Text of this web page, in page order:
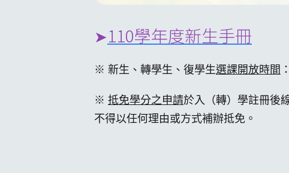
➤110學年度新生手冊
※ 新生、轉學生、復學生選課開放時間 ：
※ 抵免學分之申請於入（轉）學註冊後
不得以任何理由或方式補辦抵免。